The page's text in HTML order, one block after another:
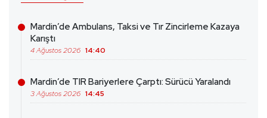
Mardin’de Ambulans, Taksi ve Tır Zincirleme Kazaya
Karıştı
4 Ağustos 2026 14:40
Mardin’de TIR Bariyerlere Çarptı: Sürücü Yaralandı
3 Ağustos 2026 14:45